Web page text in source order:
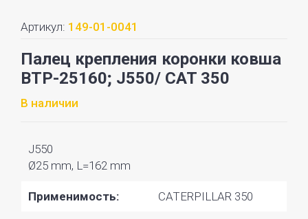
Артикул: 149-01-0041
Палец крепления коронки ковша
BTP-25160; J550/ CAT 350
В наличии
J550
Ø25 mm, L=162 mm
Применимость: CATERPILLAR 350